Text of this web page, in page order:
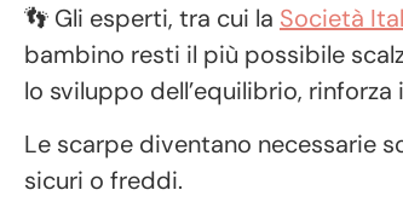
👣 Gli esperti, tra cui la Società
bambino resti il più possibile
lo sviluppo dell’equilibrio,
Le scarpe diventano necessarie
sicuri o freddi.